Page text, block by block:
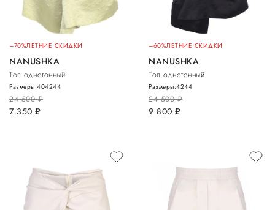
–70%ЛЕТНИЕ СКИДКИ
NANUSHKA
Топ однотонный
24 500руб.
7 350 руб.
Размеры:404244
–60%ЛЕТНИЕ СКИДКИ
NANUSHKA
Топ однотонный
24 500руб.
9 800 руб.
Размеры:4244